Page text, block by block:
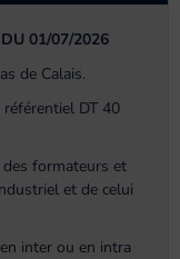
01/07/2026
de Calais.
DT 40
formateurs et
et de celui
inter ou en intra